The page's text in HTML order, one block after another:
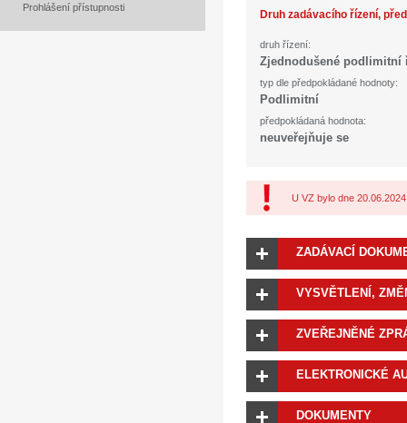
Prohlášení přístupnosti
Druh zadávacího řízení,
druh řízení:
Zjednodušené podlimitní
typ dle předpokládané hodnoty:
Podlimitní
předpokládaná hodnota:
neuveřejňuje se
U VZ bylo dne
ZADÁVACÍ
VYSVĚTLENÍ,
ZVEŘEJNĚNÉ
ELEKTRONICKÉ
DOKUMENTY